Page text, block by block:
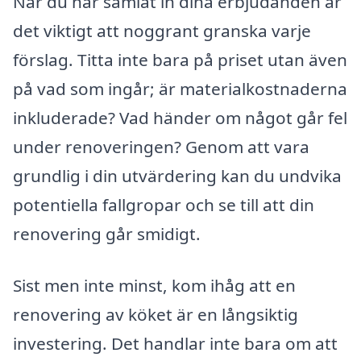
det viktigt att noggrant granska varje
förslag. Titta inte bara på priset utan även
på vad som ingår; är materialkostnaderna
inkluderade? Vad händer om något går fel
under renoveringen? Genom att vara
grundlig i din utvärdering kan du undvika
potentiella fallgropar och se till att din
renovering går smidigt.
Sist men inte minst, kom ihåg att en
renovering av köket är en långsiktig
investering. Det handlar inte bara om att